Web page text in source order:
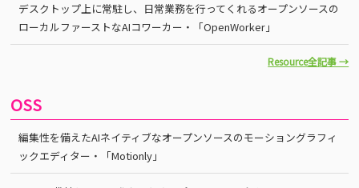
デスクトップ上に常駐し、日常業務を行ってくれるオープンソースの
ローカルファーストなAIコワーカー・「OpenWorker」
Resource全記事 →
OSS
編集性を備えたAIネイティブなオープンソースのモーショングラフィ
ックエディター・「Motionly」